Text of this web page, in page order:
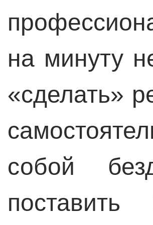
на минуту
«сделать»
собой